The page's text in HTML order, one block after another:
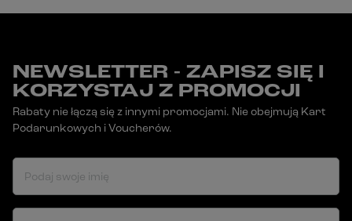
NEWSLETTER - ZAPISZ SIĘ I
KORZYSTAJ Z PROMOCJI
Rabaty nie łączą się z innymi promocjami. Nie obejmują Kart
Podarunkowych i Voucherów.
Podaj swoje imię